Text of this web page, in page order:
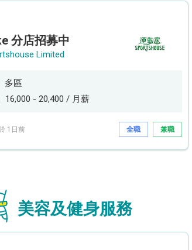
分店招募中
Limited
多區
16,000 - 20,400 / 月薪
1日前 全職 兼職
美容及健身服務